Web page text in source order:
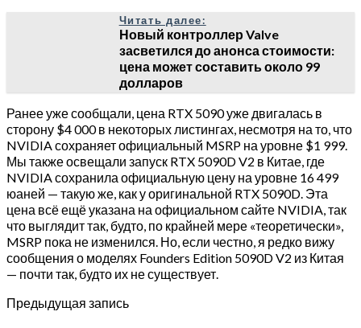
Читать далее:
Новый контроллер Valve
засветился до анонса стоимости:
цена может составить около 99
долларов
Ранее уже сообщали, цена RTX 5090 уже двигалась в
сторону $4 000 в некоторых листингах, несмотря на то, что
NVIDIA сохраняет официальный MSRP на уровне $1 999.
Мы также освещали запуск RTX 5090D V2 в Китае, где
NVIDIA сохранила официальную цену на уровне 16 499
юаней — такую же, как у оригинальной RTX 5090D. Эта
цена всё ещё указана на официальном сайте NVIDIA, так
что выглядит так, будто, по крайней мере «теоретически»,
MSRP пока не изменился. Но, если честно, я редко вижу
сообщения о моделях Founders Edition 5090D V2 из Китая
— почти так, будто их не существует.
Предыдущая запись